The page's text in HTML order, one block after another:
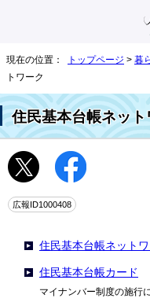
現在の位置： トップページ > 暮
トワーク
住民基本台帳ネット
広報ID1000408
住民基本台帳ネット
住民基本台帳カード
マイナンバー制度の施行